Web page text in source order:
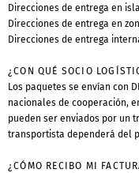
Direcciones de entrega en
Direcciones de entrega en
Direcciones de entrega
¿CON QUÉ SOCIO
Los paquetes se envían con
nacionales de cooperación,
pueden ser enviados por un
transportista dependerá del
¿CÓMO RECIBO MI